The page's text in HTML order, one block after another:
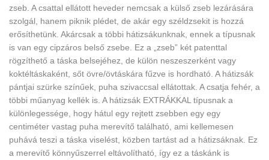
zseb. A csattal ellátott heveder nemcsak a külső zseb lezárására
szolgál, hanem piknik plédet, de akár egy széldzsekit is hozzá
erősíthetünk. Akárcsak a többi hátizsákunknak, ennek a típusnak
is van egy cipzáros belső zsebe. Ez a „zseb” két patenttal
rögzíthető a táska belsejéhez, de külön neszeszerként vagy
koktéltáskaként, sőt övre/övtáskára fűzve is hordható. A hátizsák
pántjai szürke színűek, puha szivaccsal ellátottak. A csatja fehér, a
többi műanyag kellék is. A hátizsák EXTRÁKKAL típusnak a
különlegessége, hogy hátul egy rejtett zsebben egy egy
centiméter vastag puha merevítő található, ami kellemesen
puhává teszi a táska viselést, közben tartást ad a hátizsáknak. Ez
a merevítő könnyűszerrel eltávolítható, így ez a táskánk is